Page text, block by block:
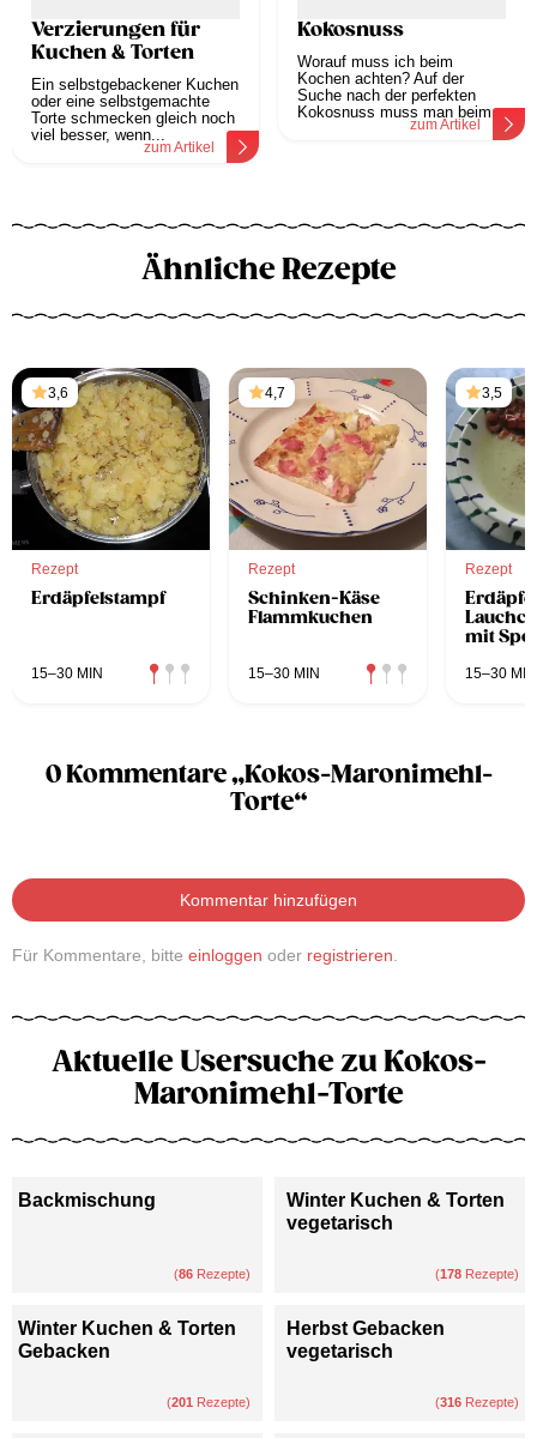
Verzierungen für
Kuchen & Torten
Ein selbstgebackener Kuchen
oder eine selbstgemachte
Torte schmecken gleich noch
viel besser, wenn...
zum Artikel
Kokosnuss
Worauf muss ich beim
Kochen achten? Auf der
Suche nach der perfekten
Kokosnuss muss man beim...
zum Artikel
Ähnliche Rezepte
3,6
Rezept
Erdäpfelstampf
15–30 MIN
4,7
Rezept
Schinken-Käse
Flammkuchen
15–30 MIN
3,5
Rezept
mit
15–30 MIN
0 Kommentare „Kokos-Maronimehl-
Torte“
Kommentar hinzufügen
Für Kommentare, bitte einloggen oder registrieren
Aktuelle Usersuche zu Kokos-
Maronimehl-Torte
Backmischung
(86 Rezepte)
Winter Kuchen & Torten
vegetarisch
(178 Rezepte)
Winter Kuchen & Torten
Gebacken
(201 Rezepte)
Herbst Gebacken
vegetarisch
(316 Rezepte)